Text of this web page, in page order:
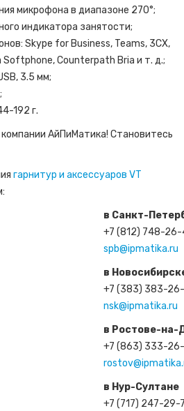
микрофона в диапазоне 270°;
индикатора занятости;
Skype for Business, Teams, 3CX,
Softphone, Counterpath Bria и т. д.;
3.5 мм;
192 г.
АйПиМатика! Становитесь
гарнитур и аксессуаров VT
в Санкт-
+7 (812) 748-
spb@ipmatika.ru
в
+7 (383) 383-
nsk@ipmatika.ru
в Ростове-на-
+7 (863) 333-
в Нур-Султане
+7 (717) 247-29-